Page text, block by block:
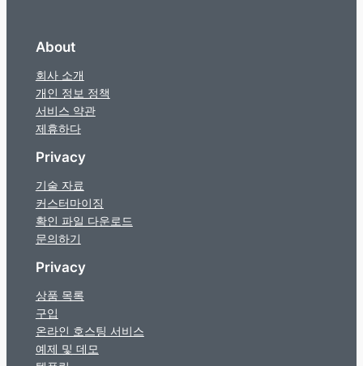
About
회사 소개
개인 정보 정책
서비스 약관
제휴하다
Privacy
기술 자료
커스터마이징
확인 파일 다운로드
문의하기
Privacy
상품 목록
구입
온라인 호스팅 서비스
예제 및 데모